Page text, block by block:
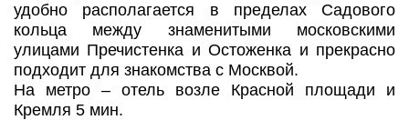
удобно располагается в пределах Садового
кольца между знаменитыми московскими
улицами Пречистенка и Остоженка и прекрасно
подходит для знакомства с Москвой.
На метро – отель возле Красной площади и
Кремля 5 мин.